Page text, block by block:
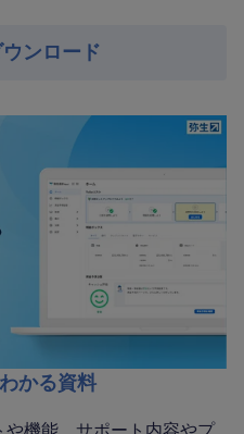
ンロード
かる資料